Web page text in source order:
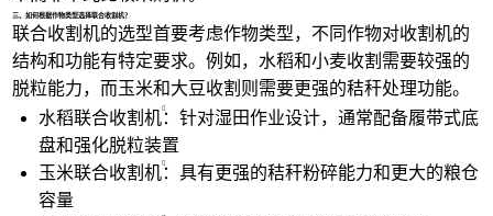
三、如何根据作物类型选择联合收割机？
联合收割机的选型首要考虑作物类型，不同作物对收割机的
结构和功能有特定要求。例如，水稻和小麦收割需要较强的
脱粒能力，而玉米和大豆收割则需要更强的秸秆处理功能。
水稻联合收割机：针对湿田作业设计，通常配备履带式底
盘和强化脱粒装置
玉米联合收割机：具有更强的秸秆粉碎能力和更大的粮仓
容量